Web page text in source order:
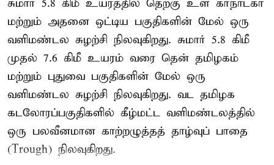
சுமார் 5.8 கிமீ உயரத்தில் தெற்கு உள் கர்நாடகா
மற்றும் அதனை ஒட்டிய பகுதிகளின் மேல் ஒரு
வளிமண்டல சுழற்சி நிலவுகிறது. சுமார் 5.8 கிமீ
முதல் 7.6 கிமீ உயரம் வரை தென் தமிழகம்
மற்றும் புதுவை பகுதிகளின் மேல் ஒரு
வளிமண்டல சுழற்சி நிலவுகிறது. வட தமிழக
கடலோரப்பகுதிகளில் கீழ்மட்ட வளிமண்டலத்தில்
ஒரு பலவீனமான காற்றழுத்தத் தாழ்வுப் பாதை
(Trough) நிலவுகிறது.